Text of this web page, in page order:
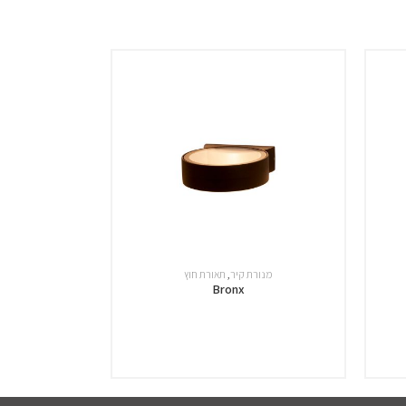
מנורת קיר, תאורת חוץ
Bronx